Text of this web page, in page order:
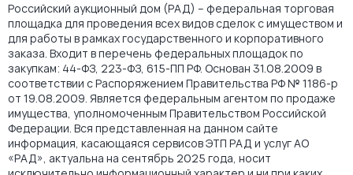
Российский аукционный дом (РАД) – федеральная торговая
площадка для проведения всех видов сделок с имуществом и
для работы в рамках государственного и корпоративного
заказа. Входит в перечень федеральных площадок по
закупкам: 44-ФЗ, 223-ФЗ, 615-ПП РФ. Основан 31.08.2009 в
соответствии с Распоряжением Правительства РФ № 1186-р
от 19.08.2009. Является федеральным агентом по продаже
имущества, уполномоченным Правительством Российской
Федерации. Вся представленная на данном сайте
информация, касающаяся сервисов ЭТП РАД и услуг АО
«РАД», актуальна на сентябрь 2025 года, носит